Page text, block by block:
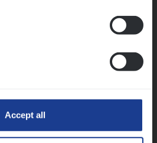
Accept all